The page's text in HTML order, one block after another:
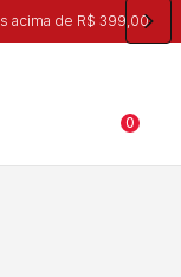
o cupom:
0